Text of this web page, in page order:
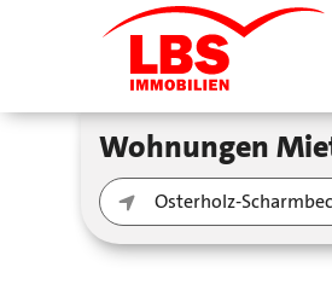
Wohnungen